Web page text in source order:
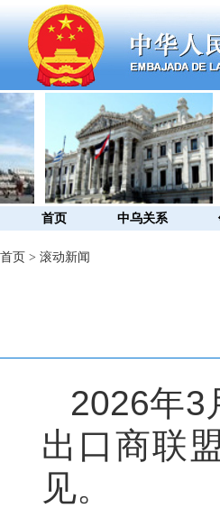
首页 中乌关系
首页 > 滚动新闻
2026年3
出口商联
见。